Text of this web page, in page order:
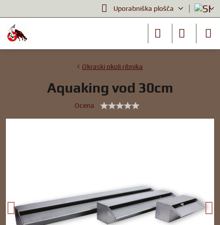
Uporabniška plošča
Okraski okoli ribnika
Aquaking vod 30cm
Ocena